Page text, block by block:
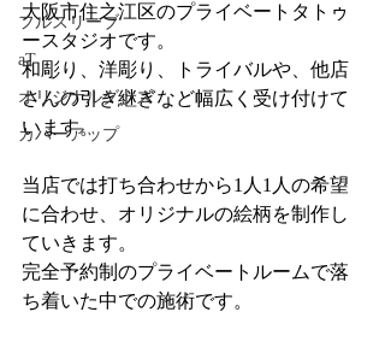
フルスリーブ
aT
オリジナルグッズ
カバーアップ
大阪市住之江区のプライベートタトゥ
ースタジオです。
和彫り、洋彫り、トライバルや、他店
さんの引き継ぎなど幅広く受け付けて
います。
当店では打ち合わせから1人1人の希望
に合わせ、オリジナルの絵柄を制作し
ていきます。
完全予約制のプライベートルームで落
ち着いた中での施術です。